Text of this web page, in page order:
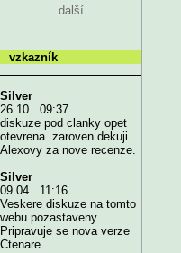
další
vzkazník
Silver
26.10. 09:37
diskuze pod clanky opet
otevrena. zaroven dekuji
Alexovy za nove recenze.
Silver
09.04. 11:16
Veskere diskuze na tomto
webu pozastaveny.
Pripravuje se nova verze
Ctenare.